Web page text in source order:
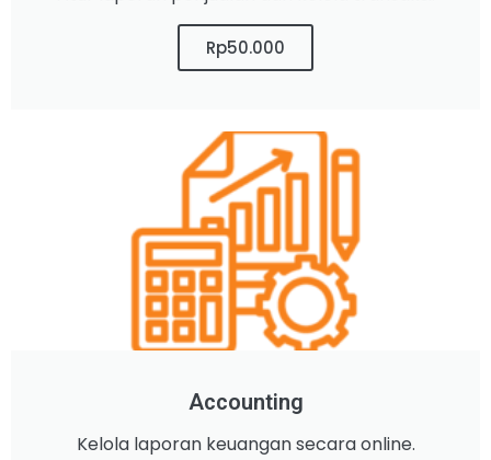
Rp50.000
Accounting
Kelola laporan keuangan secara online.